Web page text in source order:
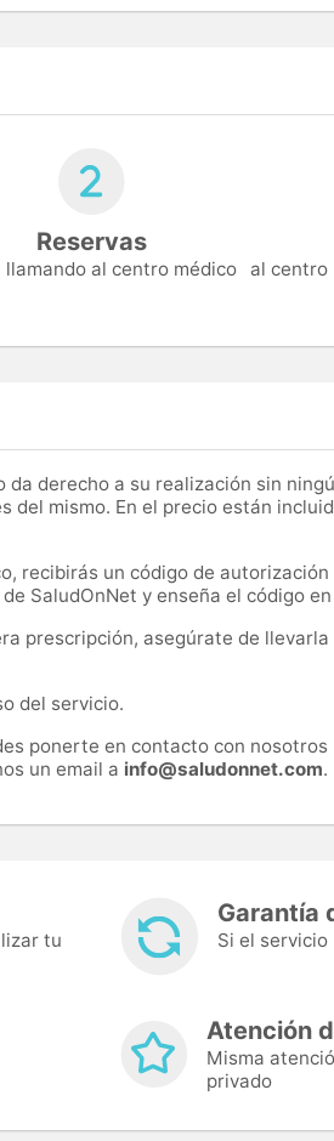
Reservas
al centro médico al centro
da derecho a su realización sin
del mismo. En el precio están
recibirás un código de autorización
SaludOnNet y enseña el código
prescripción, asegúrate de llevarla
del servicio.
ponerte en contacto con nosotros
un email a info@saludonnet.com.
tu
Garantía
Si el servicio
Atención
Misma
privado